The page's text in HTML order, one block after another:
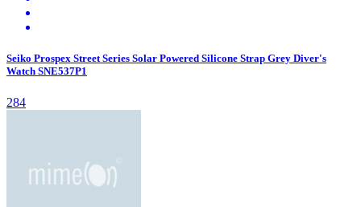
Seiko Prospex Street Series Solar Powered Silicone Strap Grey Diver's
Watch SNE537P1
284